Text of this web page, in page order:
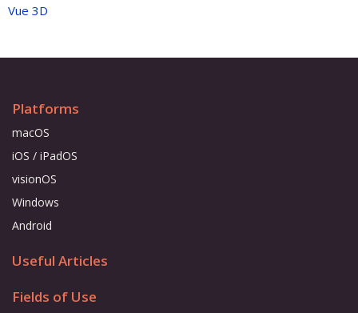
Vue 3D
Platforms
macOS
iOS / iPadOS
visionOS
Windows
Android
Useful Articles
Fields of Use